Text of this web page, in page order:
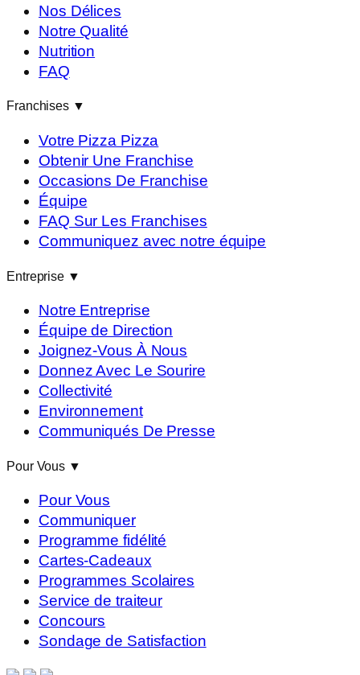
Nos Délices
Notre Qualité
Nutrition
FAQ
Franchises ▼
Votre Pizza Pizza
Obtenir Une Franchise
Occasions De Franchise
Équipe
FAQ Sur Les Franchises
Communiquez avec notre équipe
Entreprise ▼
Notre Entreprise
Équipe de Direction
Joignez-Vous À Nous
Donnez Avec Le Sourire
Collectivité
Environnement
Communiqués De Presse
Pour Vous ▼
Pour Vous
Communiquer
Programme fidélité
Cartes-Cadeaux
Programmes Scolaires
Service de traiteur
Concours
Sondage de Satisfaction